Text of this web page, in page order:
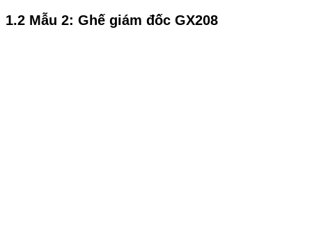
1.2 Mẫu 2: Ghế giám đốc GX208